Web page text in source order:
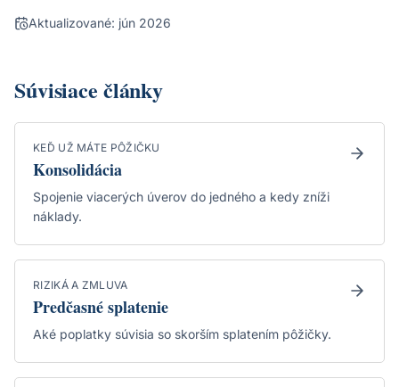
Aktualizované: jún 2026
Súvisiace články
KEĎ UŽ MÁTE PÔŽIČKU
Konsolidácia
Spojenie viacerých úverov do jedného a kedy zníži
náklady.
RIZIKÁ A ZMLUVA
Predčasné splatenie
Aké poplatky súvisia so skorším splatením pôžičky.